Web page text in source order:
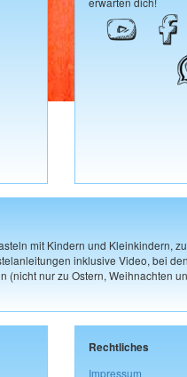
mit Kindern und Kleinkindern,
inklusive Video, bei
(nicht nur zu Ostern, Weihnachten
Rechtliches
Impressum